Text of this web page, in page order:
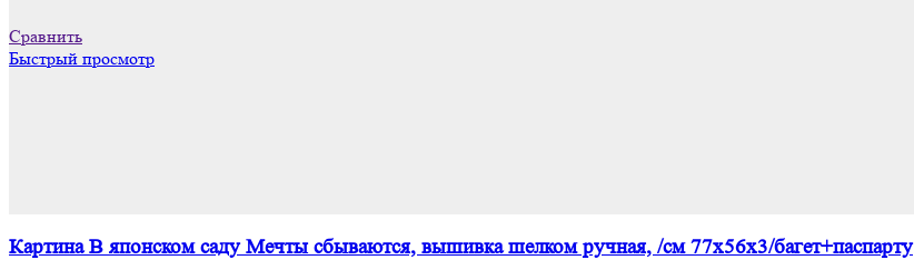
Сравнить
Быстрый просмотр
Картина В японском саду Мечты сбываются, вышивка шелком ручная, /см 77х56х3/багет+паспарту